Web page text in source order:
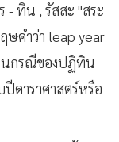
- ทิน , รัสสะ "สระ
ษคำว่า leap year
นกรณีของปฏิทิน
ดาราศาสตร์หรือ